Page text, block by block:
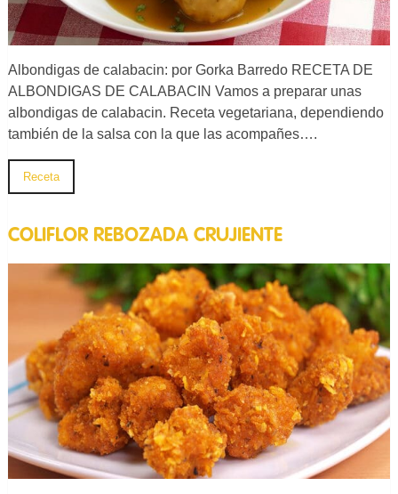
Albondigas de calabacin: por Gorka Barredo RECETA DE
ALBONDIGAS DE CALABACIN Vamos a preparar unas
albondigas de calabacin. Receta vegetariana, dependiendo
también de la salsa con la que las acompañes….
Receta
COLIFLOR REBOZADA CRUJIENTE